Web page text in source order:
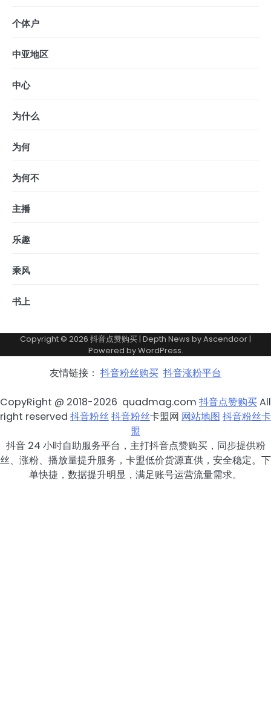
个体户
中亚地区
中心
为什么
为何
为何不
主播
乐趣
乘风
书上
Copyright © 2026 抖音点赞购买| Depth News byAscendoor|
Powered byWordPress.
友情链接： 抖音粉丝购买 抖音涨粉平台
CopyRight @ 2018-2026 quadmag.com 抖音点赞购买All
right reserved 抖音粉丝抖音粉丝卡盟网 网站地图 抖音粉丝卡
盟
抖音 24 小时自助服务平台，主打抖音点赞购买，同步提供粉
丝、涨粉、播放量提升服务，卡盟低价货源直供，安全稳定。下
单快捷，数据提升明显，满足账号运营流量需求。